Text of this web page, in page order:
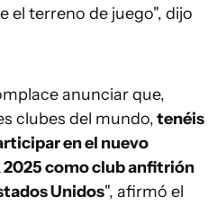
el terreno de juego", dijo
anunciar que,
clubes del mundo,tenéis
en el nuevo
2025 como club anfitrión
Unidos", afirmó el